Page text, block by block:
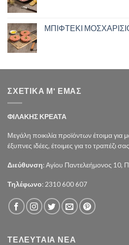
ΜΠΙΦΤΕΚΙ
ΣΧΕΤΙΚΑ Μ' ΕΜΑΣ
ΦΙΛΑΚΗΣ ΚΡΕΑΤΑ
Μεγάλη ποικιλία προϊόντων έτοιμα για
έξυπνες ιδέες, έτοιμες για το τραπέζι
Διεύθυνση: Αγίου Παντελεήμονος 10,
Τηλέφωνο: 2310 600 607
ΤΕΛΕΥΤΑΙΑ ΝΕΑ